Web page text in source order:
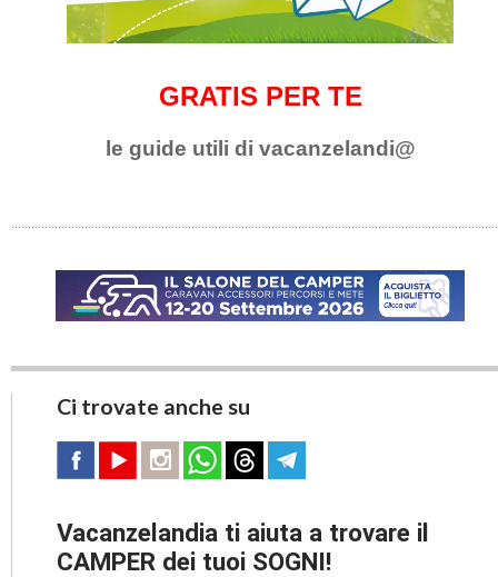
GRATIS PER TE
le guide utili di vacanzelandi@
Ci trovate anche su
Vacanzelandia ti aiuta a trovare il
CAMPER dei tuoi SOGNI!